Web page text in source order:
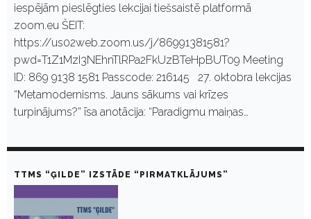
iespējām pieslēgties lekcijai tiešsaistē platformā
zoom.eu ŠEIT:
https://us02web.zoom.us/j/86991381581?
pwd=T1Z1MzI3NEhnTlRPa2FkUzBTeHpBUT09 Meeting
ID: 869 9138 1581 Passcode: 216145 27. oktobra lekcijas
“Metamodernisms. Jauns sākums vai krīzes
turpinājums?” īsa anotācija: “Paradigmu maiņas…
TTMS “ĢILDE” IZSTĀDE “PIRMATKLĀJUMS”